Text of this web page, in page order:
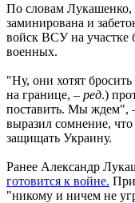
По словам
заминирована и
войск ВСУ на участке
военных.
"Ну, они хотят
на границе, – ред.)
поставить. Мы ждем",
выразил сомнение,
защищать Украину.
Ранее Александр
готовится к войне. При
"никому и ничем не